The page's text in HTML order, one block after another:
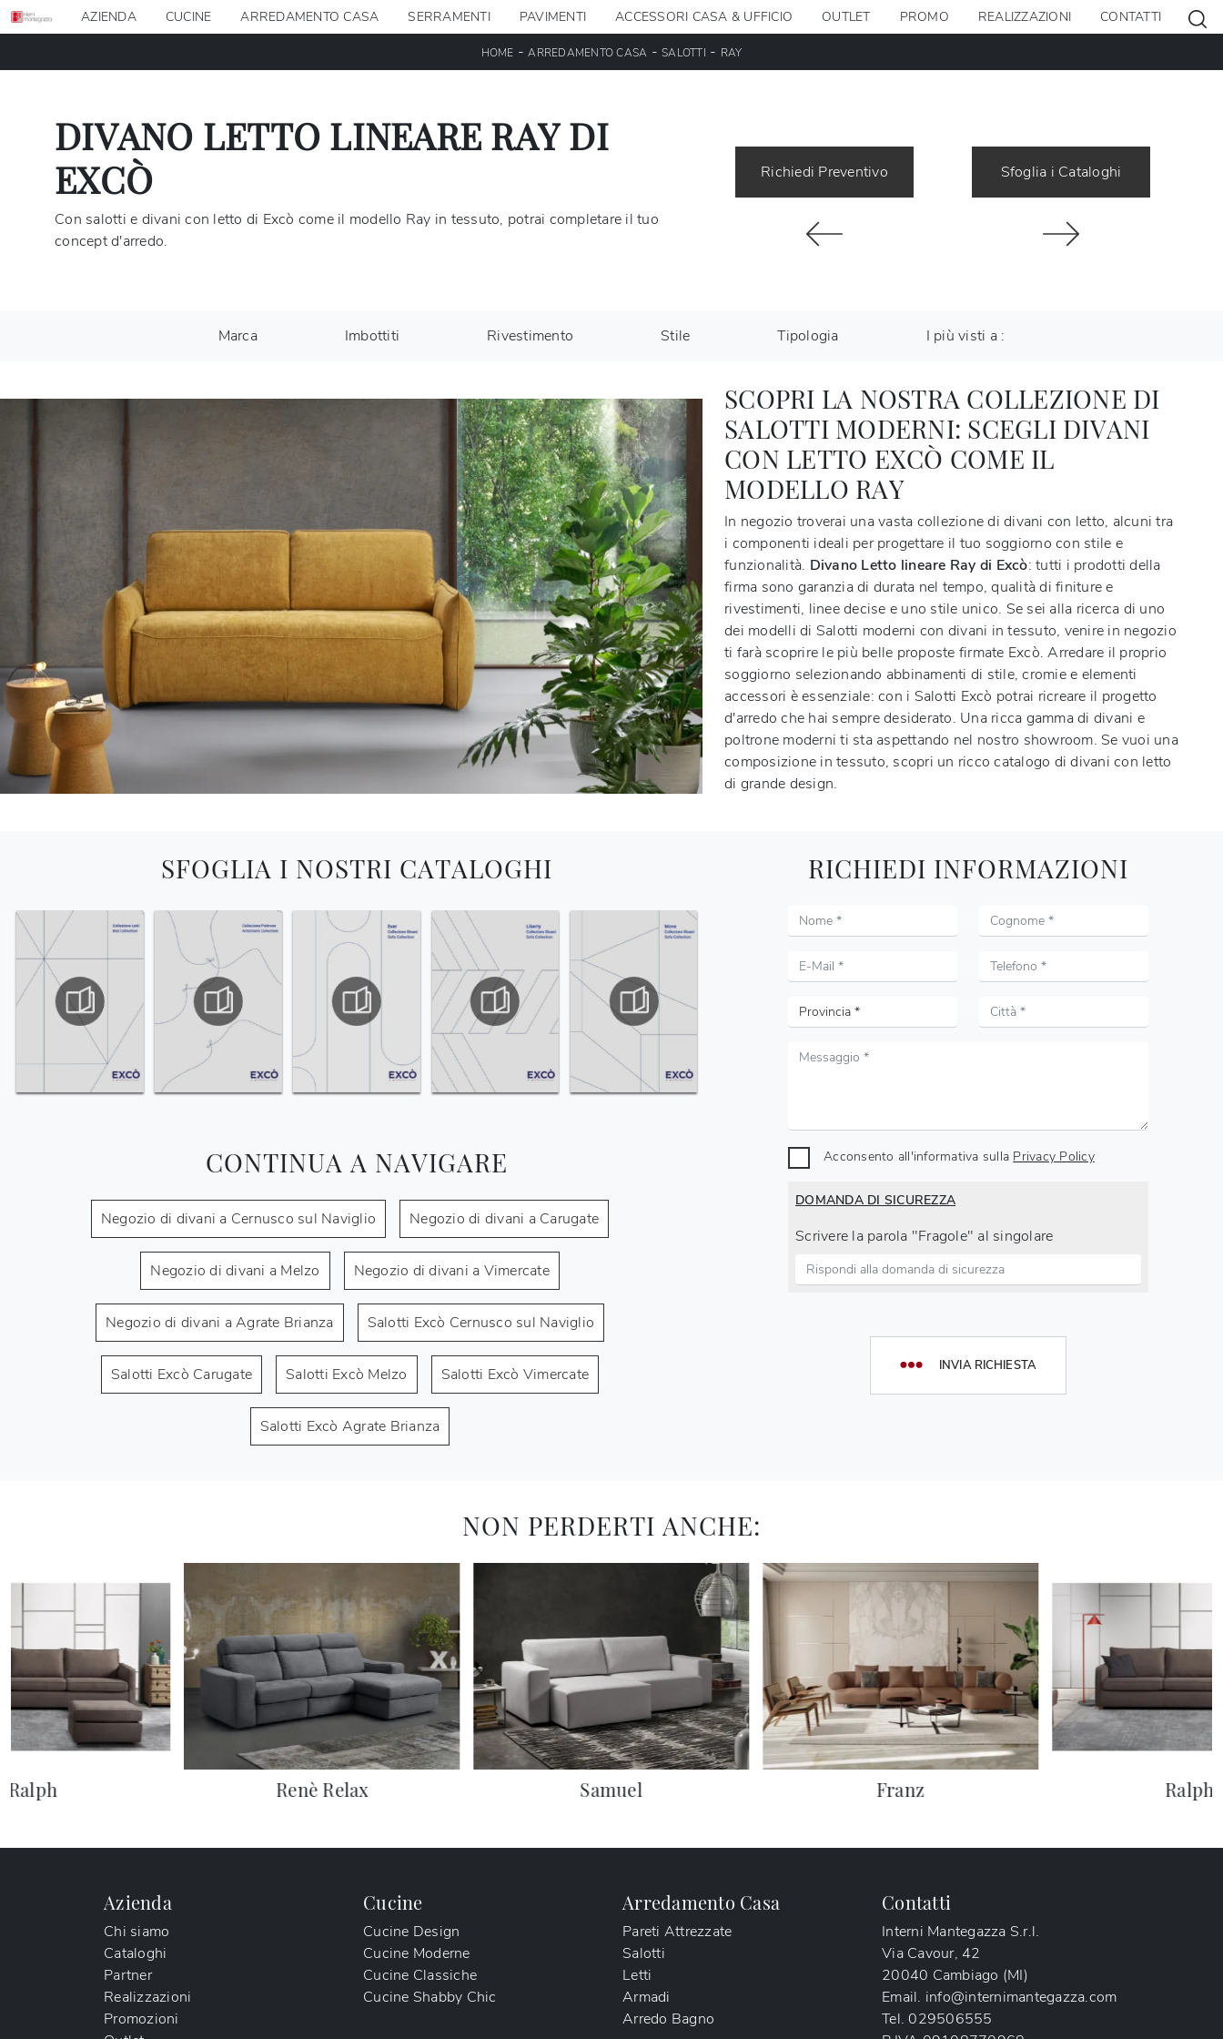
AZIENDA CUCINE ARREDAMENTO CASA SERRAMENTI PAVIMENTI ACCESSORI CASA & UFFICIO OUTLET PROMO REALIZZAZIONI CONTATTI
HOME -ARREDAMENTO CASA -SALOTTI - RAY
DIVANO LETTO LINEARE RAY DI
EXCÒ
Con salotti e divani con letto di Excò come il modello Ray in tessuto, potrai completare il tuo
concept d'arredo.
Richiedi Preventivo Sfoglia i Cataloghi
Marca Imbottiti Rivestimento Stile Tipologia I più visti a :
SCOPRI LA NOSTRA COLLEZIONE DI
SALOTTI MODERNI: SCEGLI DIVANI
CON LETTO EXCÒ COME IL
MODELLO RAY
In negozio troverai una vasta collezione di divani con letto, alcuni tra
i componenti ideali per progettare il tuo soggiorno con stile e
funzionalità. Divano Letto lineare Ray di Excò: tutti i prodotti della
firma sono garanzia di durata nel tempo, qualità di finiture e
rivestimenti, linee decise e uno stile unico. Se sei alla ricerca di uno
dei modelli di Salotti moderni con divani in tessuto, venire in negozio
ti farà scoprire le più belle proposte firmate Excò. Arredare il proprio
soggiorno selezionando abbinamenti di stile, cromie e elementi
accessori è essenziale: con i Salotti Excò potrai ricreare il progetto
d'arredo che hai sempre desiderato. Una ricca gamma di divani e
poltrone moderni ti sta aspettando nel nostro showroom. Se vuoi una
composizione in tessuto, scopri un ricco catalogo di divani con letto
di grande design.
SFOGLIA I NOSTRI CATALOGHI
CONTINUA A NAVIGARE
Negozio di divani a Cernusco sul Naviglio Negozio di divani a Carugate
Negozio di divani a Melzo Negozio di divani a Vimercate
Negozio di divani a Agrate Brianza Salotti Excò Cernusco sul Naviglio
Salotti Excò Carugate Salotti Excò Melzo Salotti Excò Vimercate
Salotti Excò Agrate Brianza
RICHIEDI INFORMAZIONI
Acconsento all'informativa sulla Privacy Policy
DOMANDA DI SICUREZZA
Scrivere la parola "Fragole" al singolare
INVIA RICHIESTA
NON PERDERTI ANCHE:
Ralph Renè Relax Samuel Franz Ralph
Azienda
Chi siamo
Cataloghi
Partner
Realizzazioni
Promozioni
Cucine
Cucine Design
Cucine Moderne
Cucine Classiche
Cucine Shabby Chic
Arredamento Casa
Pareti Attrezzate
Salotti
Letti
Armadi
Arredo Bagno
Contatti
Interni Mantegazza S.r.l.
Via Cavour, 42
20040 Cambiago (MI)
Email. info@internimantegazza.com
Tel. 029506555